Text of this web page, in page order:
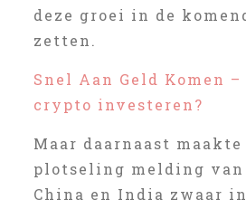
deze groei in de
zetten.
Snel Aan Geld Komen
crypto investeren?
Maar daarnaast
plotseling melding
China en India zwaar